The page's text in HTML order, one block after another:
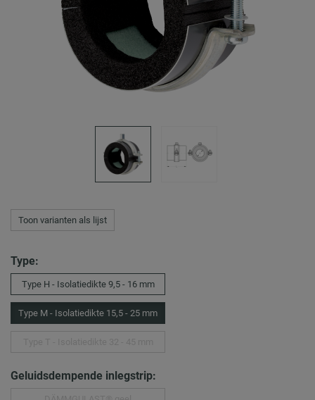
Toon varianten als lijst
Type:
Type H - Isolatiedikte 9,5 - 16 mm
Type M - Isolatiedikte 15,5 - 25 mm
Geluidsdempende inlegstrip: